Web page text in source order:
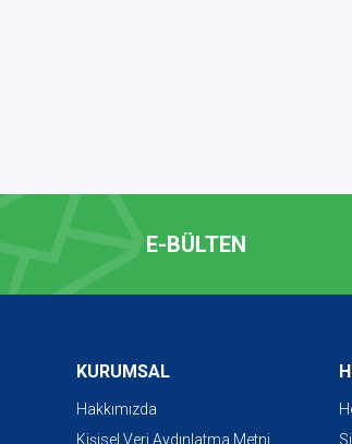
E-BÜLTEN
KURUMSAL
Hakkımızda
Kişisel Veri Aydınlatma Metni